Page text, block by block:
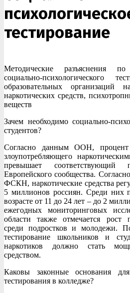
тестирование
Методические разъяснения
социально-психологического
образовательных организаций
наркотических средств,
веществ
Зачем необходимо социально-
студентов?
Согласно данным ООН, процент
злоупотребляющего
превышает соответствующий
Европейского сообщества.
ФСКН, наркотические средства
5 миллионов россиян. Среди них
возрасте от 11 до 24 лет – до 2
ежегодных мониторинговых
области также отмечается рост
среди подростков и молодежи.
тестирование школьников и
наркотиков должно стать
средством.
Каковы законные основания
тестирования в колледже?